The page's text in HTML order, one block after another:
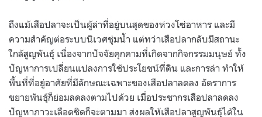
ถึงแม้เสือปลาจะเป็นผู้ล่าที่อยู่บนสุดของห่วงโซ่อาหาร และมี
ความสำคัญต่อระบบนิเวศชุ่มน้ำ แต่ทว่าเสือปลากลับมีสถานะ
ใกล้สูญพันธุ์ เนื่องจากปัจจัยคุกคามที่เกิดจากกิจกรรมมนุษย์ ทั้ง
ปัญหาการเปลี่ยนแปลงการใช้ประโยชน์ที่ดิน และการล่า ทำให้
พื้นที่ที่อยู่อาศัยที่มีลักษณะเฉพาะของเสือปลาลดลง อัตราการ
ขยายพันธุ์ก็ย่อมลดลงตามไปด้วย เมื่อประชากรเสือปลาลดลง
ปัญหาภาวะเลือดชิดก็จะตามมา ส่งผลให้เสือปลาสูญพันธุ์ได้ใน